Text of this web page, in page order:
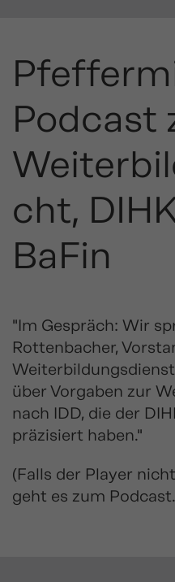
Podcast
cht,
BaFin
"Im Gespräch: Wir
Rottenbacher,
über Vorgaben zur
nach IDD, die der
präzisiert haben."
(Falls der Player
geht es zum